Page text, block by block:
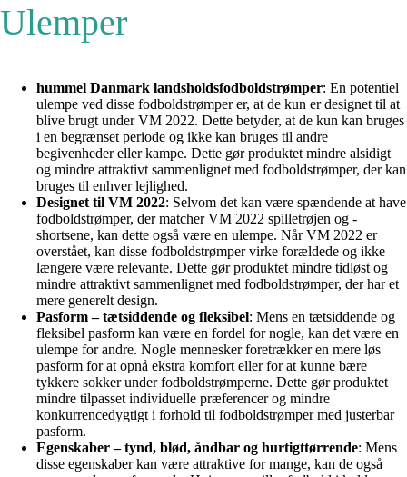
Ulemper
hummel Danmark landsholdsfodboldstrømper: En potentiel
ulempe ved disse fodboldstrømper er, at de kun er designet til at
blive brugt under VM 2022. Dette betyder, at de kun kan bruges
i en begrænset periode og ikke kan bruges til andre
begivenheder eller kampe. Dette gør produktet mindre alsidigt
og mindre attraktivt sammenlignet med fodboldstrømper, der kan
bruges til enhver lejlighed.
Designet til VM 2022: Selvom det kan være spændende at have
fodboldstrømper, der matcher VM 2022 spilletrøjen og -
shortsene, kan dette også være en ulempe. Når VM 2022 er
overstået, kan disse fodboldstrømper virke forældede og ikke
længere være relevante. Dette gør produktet mindre tidløst og
mindre attraktivt sammenlignet med fodboldstrømper, der har et
mere generelt design.
Pasform – tætsiddende og fleksibel: Mens en tætsiddende og
fleksibel pasform kan være en fordel for nogle, kan det være en
ulempe for andre. Nogle mennesker foretrækker en mere løs
pasform for at opnå ekstra komfort eller for at kunne bære
tykkere sokker under fodboldstrømperne. Dette gør produktet
mindre tilpasset individuelle præferencer og mindre
konkurrencedygtigt i forhold til fodboldstrømper med justerbar
pasform.
Egenskaber – tynd, blød, åndbar og hurtigttørrende: Mens
disse egenskaber kan være attraktive for mange, kan de også